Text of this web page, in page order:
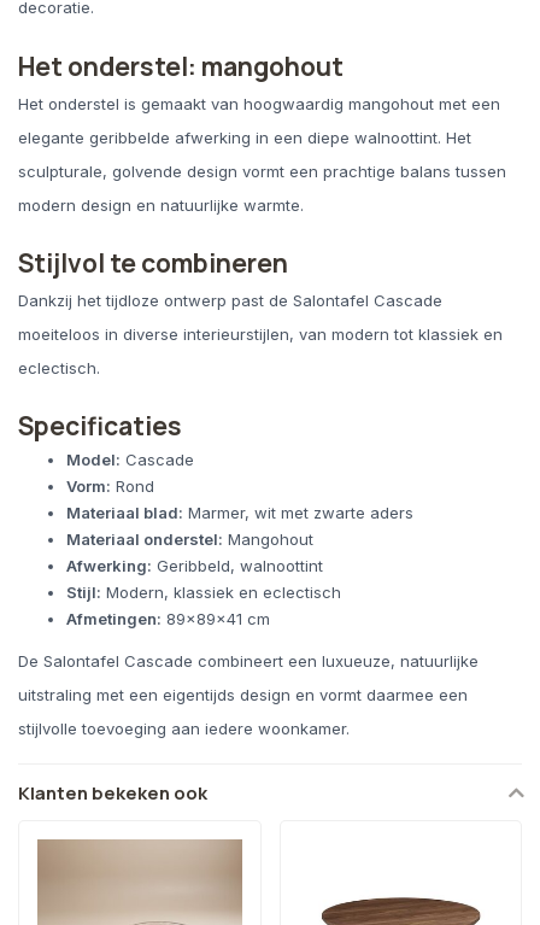
decoratie.
Het onderstel: mangohout
Het onderstel is gemaakt van hoogwaardig mangohout met een
elegante geribbelde afwerking in een diepe walnoottint. Het
sculpturale, golvende design vormt een prachtige balans tussen
modern design en natuurlijke warmte.
Stijlvol te combineren
Dankzij het tijdloze ontwerp past de Salontafel Cascade
moeiteloos in diverse interieurstijlen, van modern tot klassiek en
eclectisch.
Specificaties
Model: Cascade
Vorm: Rond
Materiaal blad: Marmer, wit met zwarte aders
Materiaal onderstel: Mangohout
Afwerking: Geribbeld, walnoottint
Stijl: Modern, klassiek en eclectisch
Afmetingen: 89x89x41 cm
De Salontafel Cascade combineert een luxueuze, natuurlijke
uitstraling met een eigentijds design en vormt daarmee een
stijlvolle toevoeging aan iedere woonkamer.
Klanten bekeken ook